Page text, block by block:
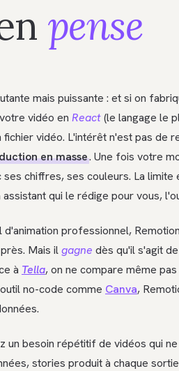
pense
mais puissante : et si on
vidéo en React(le langage le
vidéo. L'intérêt n'est pas de
en masse. Une fois votre
chiffres, ses couleurs. La
assistant qui le rédige pour vous,
d'animation professionnel, Remotion
Mais ilgagne dès qu'il s'agit
à Tella, on ne compare même
no-code comme Canva,
un besoin répétitif de vidéos qui
stories produit à chaque